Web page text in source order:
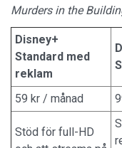
Murders in the
Disney+
Standard med
reklam
59 kr / månad
Stöd för full-HD